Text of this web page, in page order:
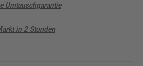
Umtauschgarantie
in 2 Stunden